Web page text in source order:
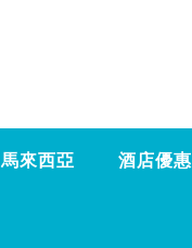
馬來西亞 酒店優惠